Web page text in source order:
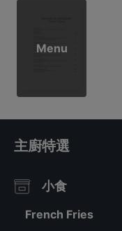
Menu
主廚特選
小食
French Fries